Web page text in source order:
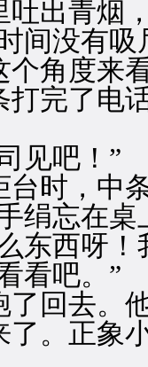
出青烟，
间没有
角度来
完了电话
见吧！”
时，中
忘在桌
西呀！
看吧。”
回去。他
了。正象